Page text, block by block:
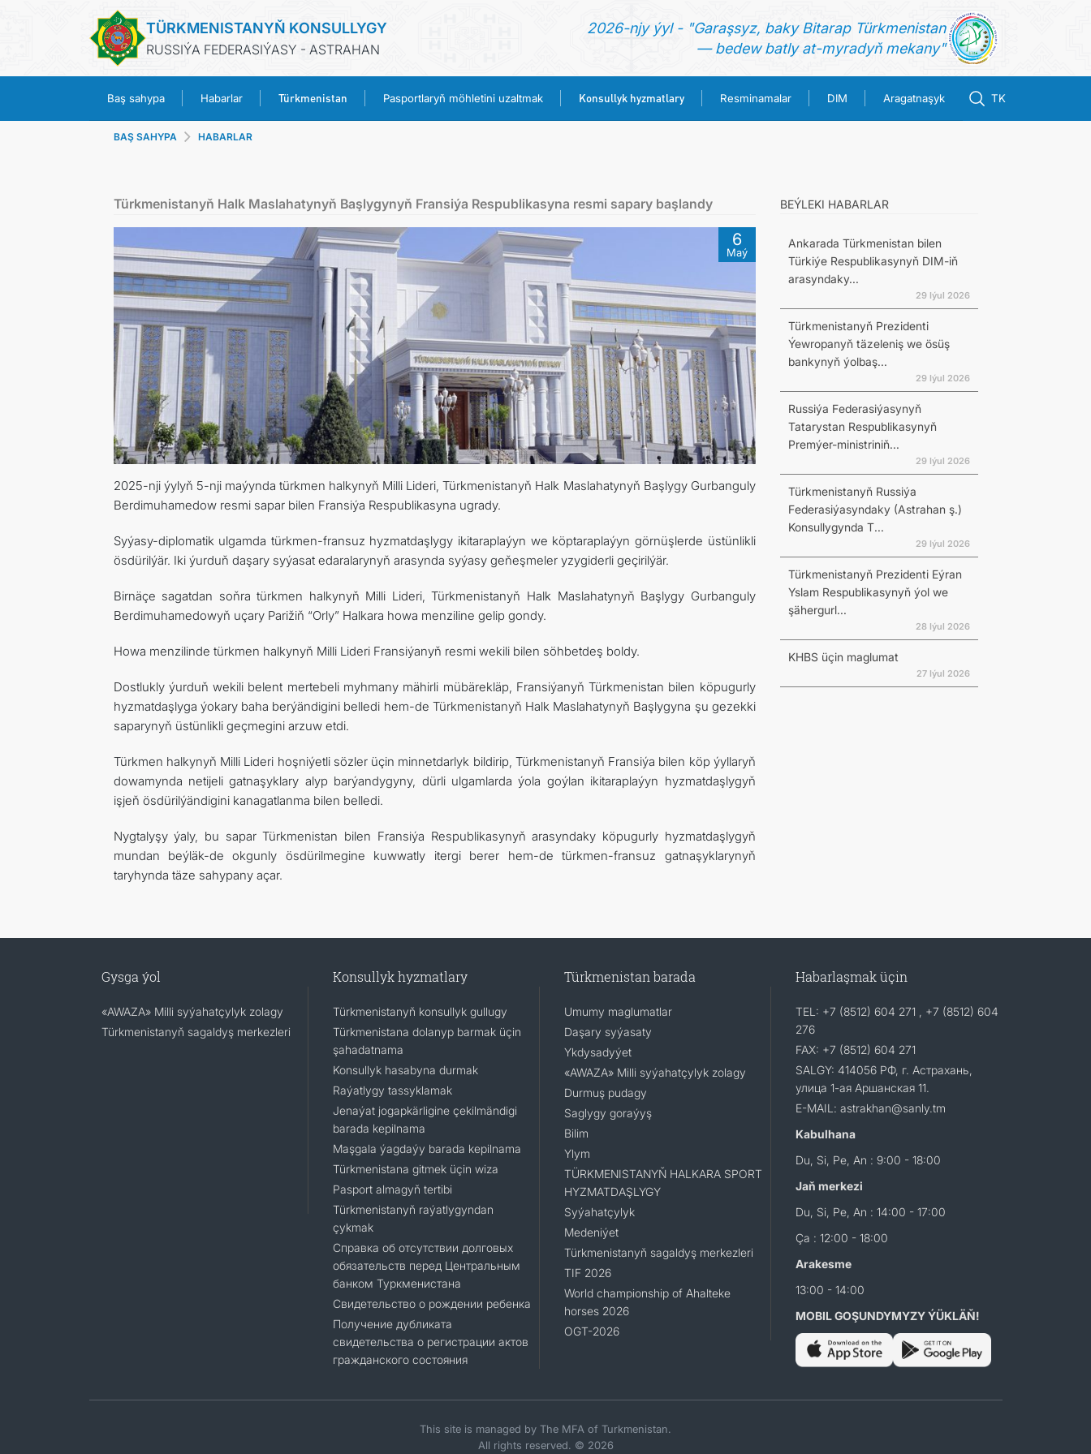
TÜRKMENISTANYŇ KONSULLYGY
RUSSIÝA FEDERASIÝASY - ASTRAHAN
2026-njy ýyl - "Garaşsyz, baky Bitarap Türkmenistan
— bedew batly at-myradyň mekany"
Baş sahypa Habarlar Türkmenistan Pasportlaryň möhletini uzaltmak Konsullyk hyzmatlary Resminamalar DIM Aragatnaşyk TK
TÜRKMENISTAN
KONSULLYK HYZMATLARY
RESMINAMALAR
DIM
ARAGATNAŞYK
BAŞ SAHYPA HABARLAR
Türkmenistanyň Halk Maslahatynyň Başlygynyň Fransiýa Respublikasyna resmi sapary başlandy
6
Maý
2025-nji ýylyň 5-nji maýynda türkmen halkynyň Milli Lideri, Türkmenistanyň Halk Maslahatynyň Başlygy Gurbanguly
Berdimuhamedow resmi sapar bilen Fransiýa Respublikasyna ugrady.
Syýasy-diplomatik ulgamda türkmen-fransuz hyzmatdaşlygy ikitaraplaýyn we köptaraplaýyn görnüşlerde üstünlikli
ösdürilýär. Iki ýurduň daşary syýasat edaralarynyň arasynda syýasy geňeşmeler yzygiderli geçirilýär.
Birnäçe sagatdan soňra türkmen halkynyň Milli Lideri, Türkmenistanyň Halk Maslahatynyň Başlygy Gurbanguly
Berdimuhamedowyň uçary Parižiň “Orly” Halkara howa menziline gelip gondy.
Howa menzilinde türkmen halkynyň Milli Lideri Fransiýanyň resmi wekili bilen söhbetdeş boldy.
Dostlukly ýurduň wekili belent mertebeli myhmany mähirli mübärekläp, Fransiýanyň Türkmenistan bilen köpugurly
hyzmatdaşlyga ýokary baha berýändigini belledi hem-de Türkmenistanyň Halk Maslahatynyň Başlygyna şu gezekki
saparynyň üstünlikli geçmegini arzuw etdi.
Türkmen halkynyň Milli Lideri hoşniýetli sözler üçin minnetdarlyk bildirip, Türkmenistanyň Fransiýa bilen köp ýyllaryň
dowamynda netijeli gatnaşyklary alyp barýandygyny, dürli ulgamlarda ýola goýlan ikitaraplaýyn hyzmatdaşlygyň
işjeň ösdürilýändigini kanagatlanma bilen belledi.
Nygtalyşy ýaly, bu sapar Türkmenistan bilen Fransiýa Respublikasynyň arasyndaky köpugurly hyzmatdaşlygyň
mundan beýläk-de okgunly ösdürilmegine kuwwatly itergi berer hem-de türkmen-fransuz gatnaşyklarynyň
taryhynda täze sahypany açar.
BEÝLEKI HABARLAR
Ankarada Türkmenistan bilen
Türkiýe Respublikasynyň DIM-iň
arasyndaky...
29 Iýul 2026
Türkmenistanyň Prezidenti
Ýewropanyň täzeleniş we ösüş
bankynyň ýolbaş...
29 Iýul 2026
Russiýa Federasiýasynyň
Tatarystan Respublikasynyň
Premýer-ministriniň...
29 Iýul 2026
Türkmenistanyň Russiýa
Federasiýasyndaky (Astrahan ş.)
Konsullygynda T...
29 Iýul 2026
Türkmenistanyň Prezidenti Eýran
Yslam Respublikasynyň ýol we
şähergurl...
28 Iýul 2026
KHBS üçin maglumat
27 Iýul 2026
Gysga ýol
«AWAZA» Milli syýahatçylyk zolagy
Türkmenistanyň sagaldyş merkezleri
Konsullyk hyzmatlary
Türkmenistanyň konsullyk gullugy
Türkmenistana dolanyp barmak üçin
şahadatnama
Konsullyk hasabyna durmak
Raýatlygy tassyklamak
Jenaýat jogapkärligine çekilmändigi
barada kepilnama
Maşgala ýagdaýy barada kepilnama
Türkmenistana gitmek üçin wiza
Pasport almagyň tertibi
Türkmenistanyň raýatlygyndan
çykmak
Cправка об отсутствии долговых
обязательств перед Центральным
банком Туркменистана
Свидетельство о рождении ребенка
Получение дубликата
свидетельства о регистрации актов
гражданского состояния
Türkmenistan barada
Umumy maglumatlar
Daşary syýasaty
Ykdysadyýet
«AWAZA» Milli syýahatçylyk zolagy
Durmuş pudagy
Saglygy goraýyş
Bilim
Ylym
TÜRKMENISTANYŇ HALKARA SPORT
HYZMATDAŞLYGY
Syýahatçylyk
Medeniýet
Türkmenistanyň sagaldyş merkezleri
TIF 2026
World championship of Ahalteke
horses 2026
OGT-2026
Habarlaşmak üçin
TEL: +7 (8512) 604 271 , +7 (8512) 604
276
FAX: +7 (8512) 604 271
SALGY: 414056 РФ, г. Астрахань,
улица 1-ая Аршанская 11.
E-MAIL: astrakhan@sanly.tm
Kabulhana
Du, Si, Pe, An : 9:00 - 18:00
Jaň merkezi
Du, Si, Pe, An : 14:00 - 17:00
Ça : 12:00 - 18:00
Arakesme
13:00 - 14:00
MOBIL GOŞUNDYMYZY ÝÜKLÄŇ!
This site is managed by The MFA of Turkmenistan.
All rights reserved. © 2026